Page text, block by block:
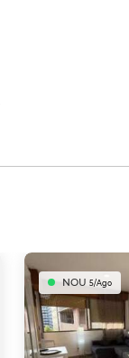
NOU 5/Ago